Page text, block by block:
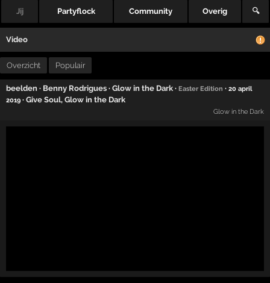
Jij Partyflock Community Overig 🔍
Video
Overzicht Populair
beelden · Benny Rodrigues ·Glow in the Dark ·Easter Edition ·20 april
2019 ·Give Soul,Glow in the Dark
Glow in the Dark